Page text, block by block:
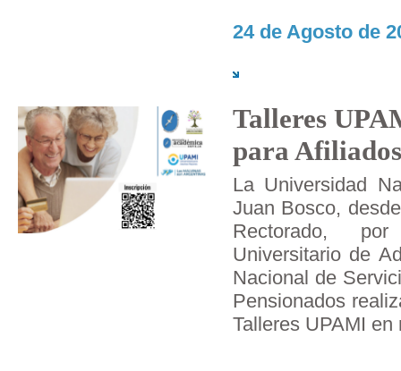
24 de Agosto de
Talleres
para
La Universidad
Juan Bosco,
Rectorado,
Universitario de
Nacional de
Pensionados
Talleres UPAMI